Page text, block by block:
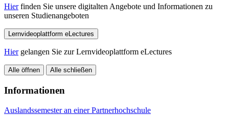
Hierfinden Sie unsere digitalten Angebote und Informationen zu
unseren Studienangeboten
Lernvideoplattform eLectures
Hiergelangen Sie zur Lernvideoplattform eLectures
Alle öffnen Alle schließen
Informationen
Auslandssemester an einer Partnerhochschule